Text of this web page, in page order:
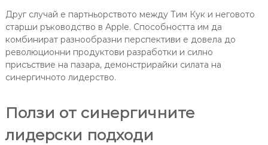
Друг случай е партньорството между Тим Кук и неговото
старши ръководство в Apple. Способността им да
комбинират разнообразни перспективи е довела до
революционни продуктови разработки и силно
присъствие на пазара, демонстрирайки силата на
синергичното лидерство.
Ползи от синергичните
лидерски подходи